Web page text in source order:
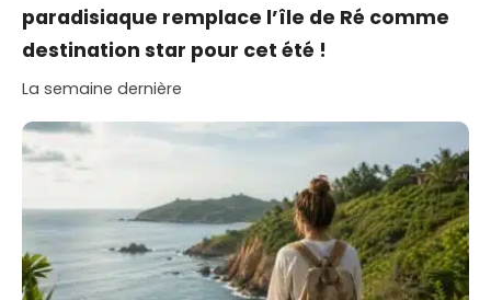
paradisiaque remplace l’île de Ré comme
destination star pour cet été !
La semaine dernière